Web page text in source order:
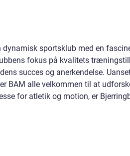
sportsklub med en
fokus på kvalitets
succes og anerkendelse.
BAM alle velkommen til at
for atletik og motion, er